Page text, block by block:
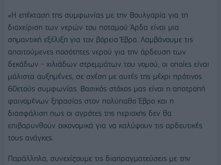
«Η επέκταση της συμφωνίας με την Βουλγαρία για τη
διαχείριση των νερών του ποταμού Άρδα είναι μια
σημαντική εξέλιξη για τον βόρειο Έβρο. Λαμβάνουμε τις
απαιτούμενες ποσότητες νερού για την άρδευση των
δεκάδων - χιλιάδων στρεμμάτων του νομού, οι οποίες είναι
μάλιστα αυξημένες, σε σχέση με αυτές της μέχρι πρότινος
60ετούς συμφωνίας. Βασικός στόχος μας είναι η αποτροπή
φαινομένων ξηρασίας στον πολύπαθο Έβρο και η
διασφάλιση πως οι αγρότες της περιοχής δεν θα
επιβαρυνθούν οικονομικά για να καλύψουν τις αρδευτικές
τους ανάγκες.
Παράλληλα, συνεχίζουμε τις διαπραγματεύσεις με την